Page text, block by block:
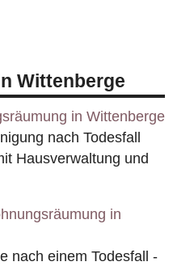
Wittenberge
in Wittenberge
nach Todesfall
Hausverwaltung und
in
nach einem Todesfall -